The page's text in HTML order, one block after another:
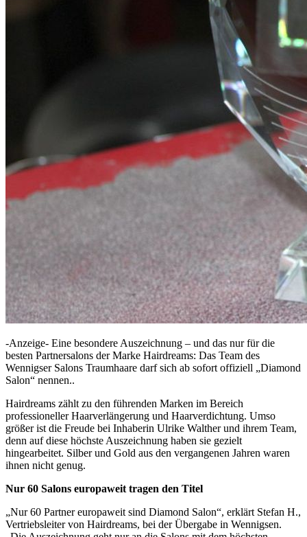
-Anzeige- Eine besondere Auszeichnung – und das nur für die
besten Partnersalons der Marke Hairdreams: Das Team des
Wennigser Salons Traumhaare darf sich ab sofort offiziell „Diamond
Salon“ nennen..
Hairdreams zählt zu den führenden Marken im Bereich
professioneller Haarverlängerung und Haarverdichtung. Umso
größer ist die Freude bei Inhaberin Ulrike Walther und ihrem Team,
denn auf diese höchste Auszeichnung haben sie gezielt
hingearbeitet. Silber und Gold aus den vergangenen Jahren waren
ihnen nicht genug.
Nur 60 Salons europaweit tragen den Titel
„Nur 60 Partner europaweit sind Diamond Salon“, erklärt Stefan H.,
Vertriebsleiter von Hairdreams, bei der Übergabe in Wennigsen.